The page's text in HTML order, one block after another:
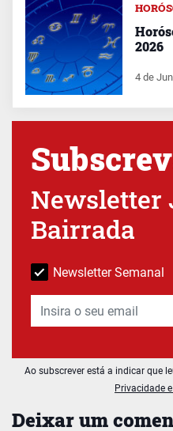
Deixar um
2026
4 de
Newsletter
Bairrada
Newsletter Semanal
Ao subscrever está a indicar que
Privacidade